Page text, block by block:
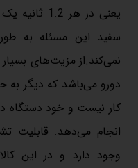
یعنی در هر
سفید این مسئله به
نمی‌کند.از مزیت‌های
دورو می‌باشد که دیگر به
کار نیست و خود دستگاه
وجود دارد و در این